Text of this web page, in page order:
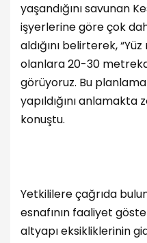
yaşandığını savunan
işyerlerine göre çok
aldığını belirterek,
olanlara 20-30
görüyoruz. Bu
yapıldığını anlamakta
konuştu.
Yetkililere çağrıda
esnafının faaliyet
altyapı eksikliklerinin